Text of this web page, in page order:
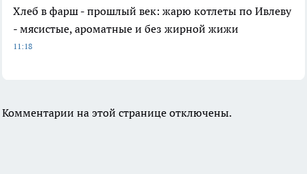
Хлеб в фарш - прошлый век: жарю котлеты по Ивлеву
- мясистые, ароматные и без жирной жижи
11:18
Комментарии на этой странице отключены.